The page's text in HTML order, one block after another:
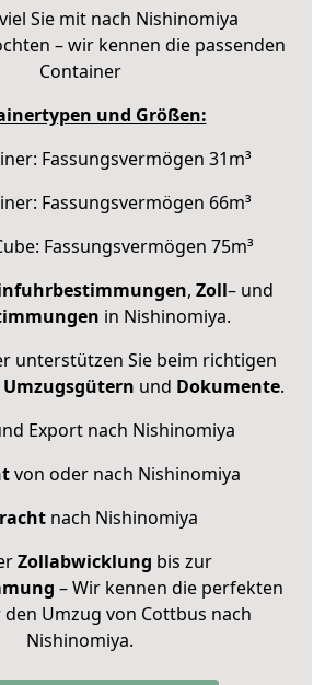
Sie mit nach Nishinomiya
– wir kennen die passenden
Container
und Größen:
Fassungsvermögen 31m³
Fassungsvermögen 66m³
Fassungsvermögen 75m³
, Zoll– und
in Nishinomiya.
unterstützen Sie beim richtigen
Umzugsgütern und Dokumente.
Export nach Nishinomiya
von oder nach Nishinomiya
nach Nishinomiya
Zollabwicklung bis zur
– Wir kennen die perfekten
Umzug von Cottbus nach
Nishinomiya.